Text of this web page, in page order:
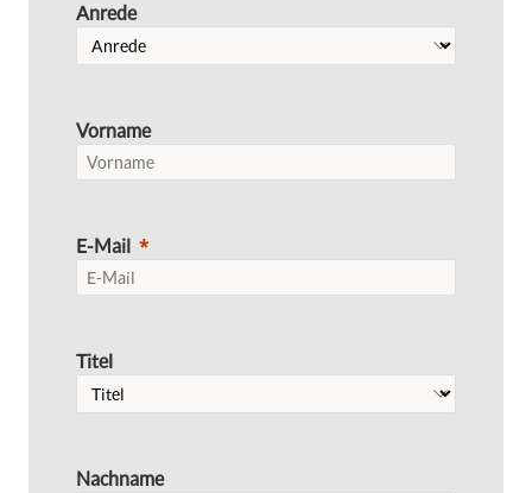
Anrede
Vorname
E-Mail
Titel
Nachname